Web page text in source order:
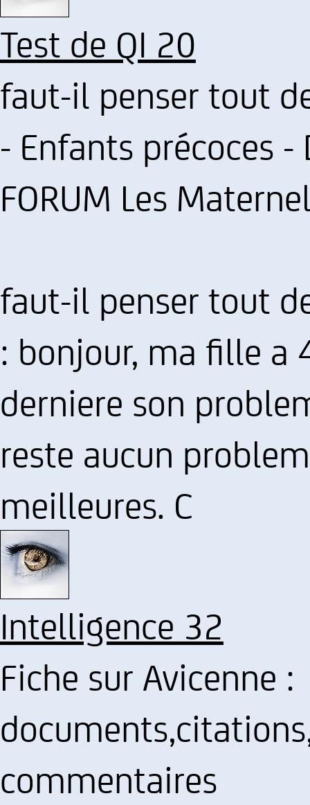
Test de QI 20
faut-il penser tout
- Enfants précoces
FORUM Les
faut-il penser tout
: bonjour, ma fille a
derniere son
reste aucun
meilleures. C
Intelligence 32
Fiche sur Avicenne :
commentaires